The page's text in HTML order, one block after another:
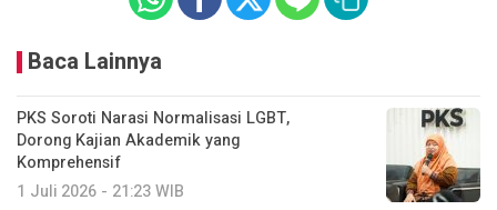
Baca Lainnya
PKS Soroti Narasi Normalisasi LGBT,
Dorong Kajian Akademik yang
Komprehensif
1 Juli 2026 - 21:23 WIB